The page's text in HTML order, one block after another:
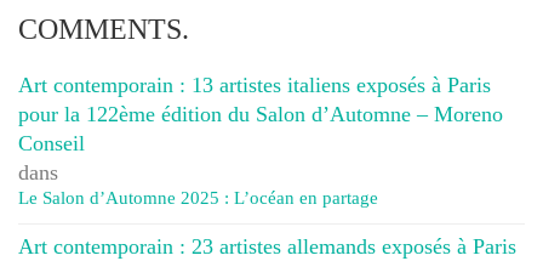
COMMENTS.
Art contemporain : 13 artistes italiens exposés à Paris
pour la 122ème édition du Salon d’Automne – Moreno
Conseil
dans
Le Salon d’Automne 2025 : L’océan en partage
Art contemporain : 23 artistes allemands exposés à Paris